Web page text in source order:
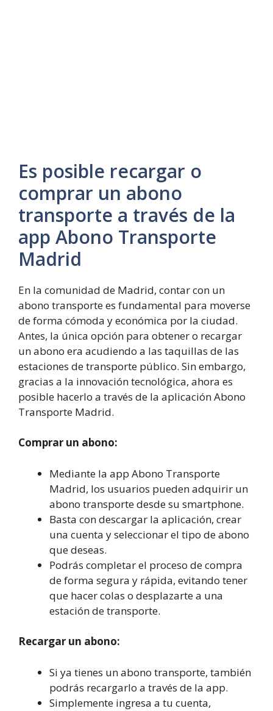
Es posible recargar o
comprar un abono
transporte a través de la
app Abono Transporte
Madrid
En la comunidad de Madrid, contar con un
abono transporte es fundamental para moverse
de forma cómoda y económica por la ciudad.
Antes, la única opción para obtener o recargar
un abono era acudiendo a las taquillas de las
estaciones de transporte público. Sin embargo,
gracias a la innovación tecnológica, ahora es
posible hacerlo a través de la aplicación Abono
Transporte Madrid.
Comprar un abono:
Mediante la app Abono Transporte
Madrid, los usuarios pueden adquirir un
abono transporte desde su smartphone.
Basta con descargar la aplicación, crear
una cuenta y seleccionar el tipo de abono
que deseas.
Podrás completar el proceso de compra
de forma segura y rápida, evitando tener
que hacer colas o desplazarte a una
estación de transporte.
Recargar un abono:
Si ya tienes un abono transporte, también
podrás recargarlo a través de la app.
Simplemente ingresa a tu cuenta,